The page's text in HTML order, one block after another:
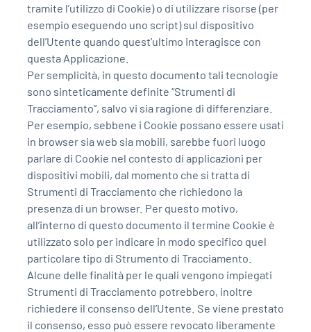
Meteo
Editoriali
VIDEO
Ambiente
Cronaca
Cultura
Economia e Lavoro
Politica
Sanità
tramite l’utilizzo di Cookie) o di utilizzare risorse (per
esempio eseguendo uno script) sul dispositivo
dell’Utente quando quest’ultimo interagisce con
questa Applicazione.
Per semplicità, in questo documento tali tecnologie
sono sinteticamente definite “Strumenti di
Tracciamento”, salvo vi sia ragione di differenziare.
Per esempio, sebbene i Cookie possano essere usati
in browser sia web sia mobili, sarebbe fuori luogo
parlare di Cookie nel contesto di applicazioni per
dispositivi mobili, dal momento che si tratta di
Strumenti di Tracciamento che richiedono la
presenza di un browser. Per questo motivo,
all’interno di questo documento il termine Cookie è
utilizzato solo per indicare in modo specifico quel
particolare tipo di Strumento di Tracciamento.
Alcune delle finalità per le quali vengono impiegati
Strumenti di Tracciamento potrebbero, inoltre
richiedere il consenso dell’Utente. Se viene prestato
il consenso, esso può essere revocato liberamente